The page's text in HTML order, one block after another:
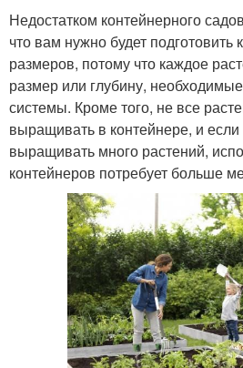
Недостатком контейнерного
что вам нужно будет
размеров, потому что каждое
размер или глубину,
системы. Кроме того, не все
выращивать в контейнере, и
выращивать много растений,
контейнеров потребует больше